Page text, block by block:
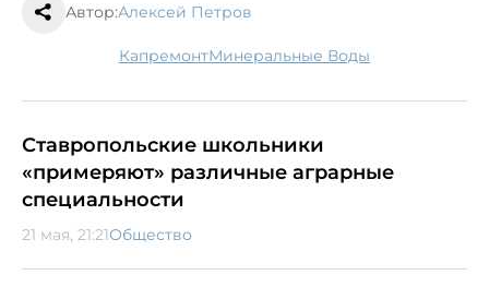
Автор:Алексей Петров
капремонт Минеральные Воды
Ставропольские школьники
«примеряют» различные аграрные
специальности
21 мая, 21:21Общество